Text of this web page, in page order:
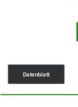
Datenblatt